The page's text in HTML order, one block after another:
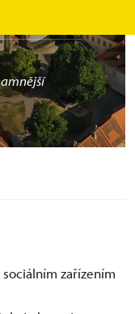
elegancí.
zařízením